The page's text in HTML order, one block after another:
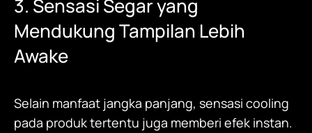
3. Sensasi Segar yang
Mendukung Tampilan Lebih
Awake
Selain manfaat jangka panjang, sensasi cooling
pada produk tertentu juga memberi efek instan.